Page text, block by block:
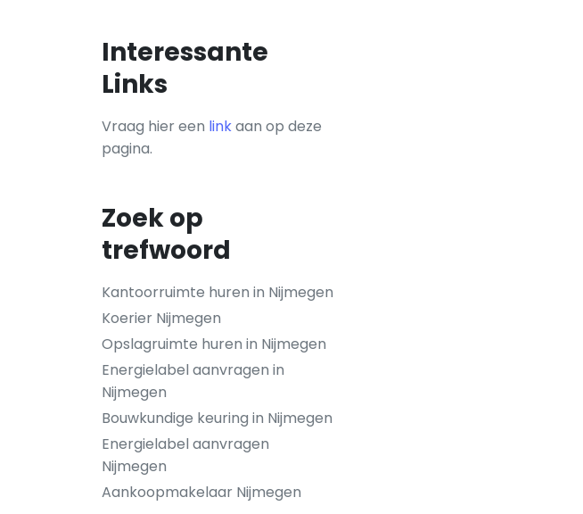
Interessante
Links
Vraag hier een linkaan op deze
pagina.
Zoek op
trefwoord
Kantoorruimte huren in Nijmegen
Koerier Nijmegen
Opslagruimte huren in Nijmegen
Energielabel aanvragen in
Nijmegen
Bouwkundige keuring in Nijmegen
Energielabel aanvragen
Nijmegen
Aankoopmakelaar Nijmegen